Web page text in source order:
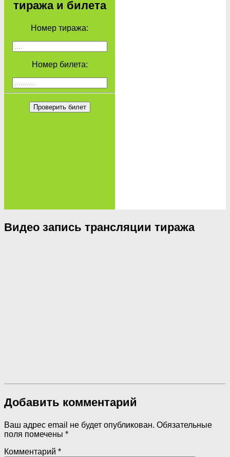
тиража и билета
Номер тиража:
Номер билета:
Проверить билет
Видео запись трансляции тиража
Добавить комментарий
Ваш адрес email не будет опубликован. Обязательные
поля помечены *
Комментарий *